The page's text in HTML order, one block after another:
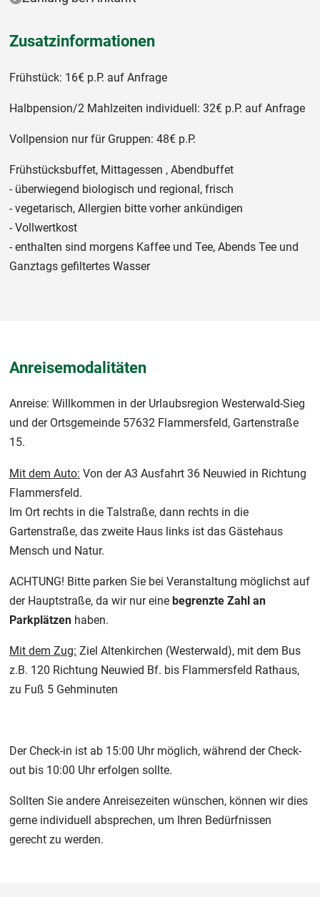
Zusatzinformationen
Frühstück: 16€ p.P. auf Anfrage
Halbpension/2 Mahlzeiten individuell: 32€ p.P. auf Anfrage
Vollpension nur für Gruppen: 48€ p.P.
Frühstücksbuffet, Mittagessen , Abendbuffet
- überwiegend biologisch und regional, frisch
- vegetarisch, Allergien bitte vorher ankündigen
- Vollwertkost
- enthalten sind morgens Kaffee und Tee, Abends Tee und
Ganztags gefiltertes Wasser
Anreisemodalitäten
Anreise: Willkommen in der Urlaubsregion Westerwald-Sieg
und der Ortsgemeinde 57632 Flammersfeld, Gartenstraße
15.
Mit dem Auto: Von der A3 Ausfahrt 36 Neuwied in Richtung
Flammersfeld.
Im Ort rechts in die Talstraße, dann rechts in die
Gartenstraße, das zweite Haus links ist das Gästehaus
Mensch und Natur.
ACHTUNG! Bitte parken Sie bei Veranstaltung möglichst auf
der Hauptstraße, da wir nur eine begrenzte Zahl an
Parkplätzen haben.
Mit dem Zug: Ziel Altenkirchen (Westerwald), mit dem Bus
z.B. 120 Richtung Neuwied Bf. bis Flammersfeld Rathaus,
zu Fuß 5 Gehminuten
Der Check-in ist ab 15:00 Uhr möglich, während der Check-
out bis 10:00 Uhr erfolgen sollte.
Sollten Sie andere Anreisezeiten wünschen, können wir dies
gerne individuell absprechen, um Ihren Bedürfnissen
gerecht zu werden.